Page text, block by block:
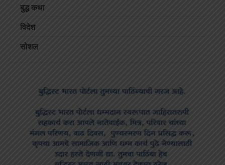
बुद्ध कथा
विदेश
सोशल